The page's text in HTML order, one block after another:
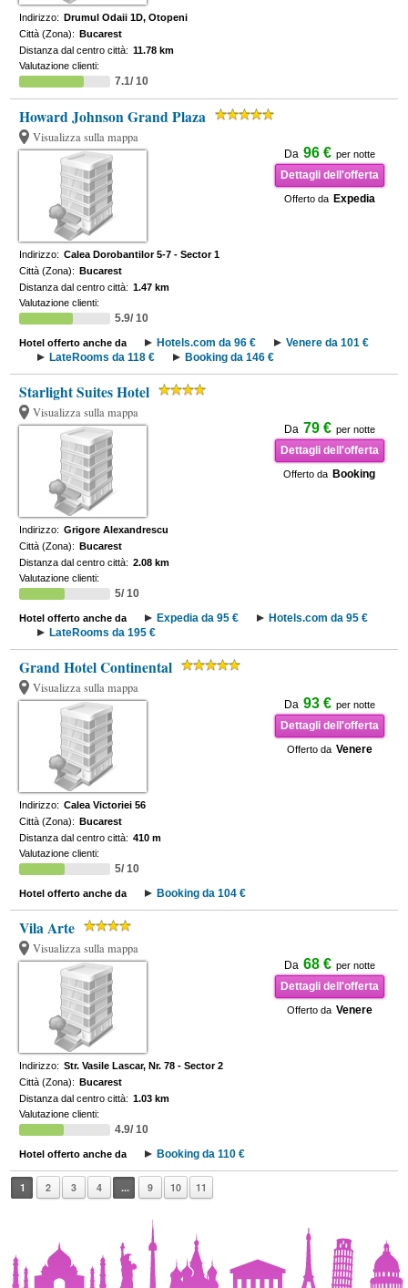
Indirizzo: Drumul Odaii 1D, Otopeni
Città (Zona): Bucarest
Distanza dal centro città: 11.78 km
Valutazione clienti:
7.1/ 10
Howard Johnson Grand Plaza
Visualizza sulla mappa
Da 96 € per notte
Dettagli dell'offerta
Offerto da Expedia
Indirizzo: Calea Dorobantilor 5-7 - Sector 1
Città (Zona): Bucarest
Distanza dal centro città: 1.47 km
Valutazione clienti:
5.9/ 10
Hotel offerto anche da Hotels.com da 96 €
Venere da 101 €
LateRooms da 118 €
Booking da 146 €
Starlight Suites Hotel
Visualizza sulla mappa
Da 79 € per notte
Dettagli dell'offerta
Offerto da Booking
Indirizzo: Grigore Alexandrescu
Città (Zona): Bucarest
Distanza dal centro città: 2.08 km
Valutazione clienti:
5/ 10
Hotel offerto anche da Expedia da 95 €
Hotels.com da 95 €
LateRooms da 195 €
Grand Hotel Continental
Visualizza sulla mappa
Da 93 € per notte
Dettagli dell'offerta
Offerto da Venere
Indirizzo: Calea Victoriei 56
Città (Zona): Bucarest
Distanza dal centro città: 410 m
Valutazione clienti:
5/ 10
Hotel offerto anche da Booking da 104 €
Vila Arte
Visualizza sulla mappa
Da 68 € per notte
Dettagli dell'offerta
Offerto da Venere
Indirizzo: Str. Vasile Lascar, Nr. 78 - Sector 2
Città (Zona): Bucarest
Distanza dal centro città: 1.03 km
Valutazione clienti:
4.9/ 10
Hotel offerto anche da Booking da 110 €
1 2 3 4 ... 9 10 11